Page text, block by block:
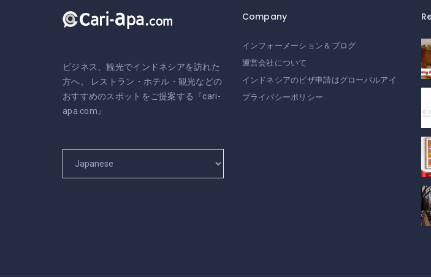
ビジネス、観光でインドネシアを訪れた
方へ。 レストラン・ホテル・観光などの
おすすめのスポットをご提案する『cari-
apa.com』
Company
インフォーメーション＆ブログ
運営会社について
インドネシアのビザ申請はグローバルアイ
プライバシーポリシー